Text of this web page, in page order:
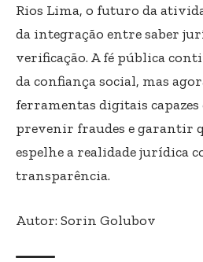
Rios Lima, o futuro da
da integração entre saber
verificação. A fé pública
da confiança social, mas
ferramentas digitais
prevenir fraudes e garantir
espelhe a realidade jurídica
transparência.
Autor: Sorin Golubov